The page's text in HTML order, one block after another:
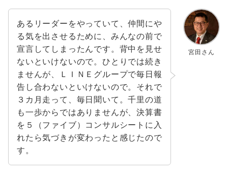
宮田さん
あるリーダーをやっていて、仲間にや
る気を出させるために、みんなの前で
宣言してしまったんです。背中を見せ
ないといけないので。ひとりでは続き
ませんが、ＬＩＮＥグループで毎日報
告し合わないといけないので。それで
３カ月走って、毎日聞いて。千里の道
も一歩からではありませんが、決算書
を５（ファイブ）コンサルシートに入
れたら気づきが変わったと感じたので
す。